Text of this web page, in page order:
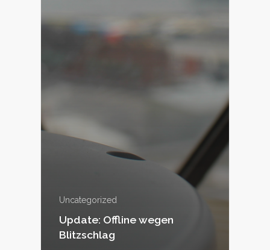
Uncategorized
Update: Offline wegen
Blitzschlag